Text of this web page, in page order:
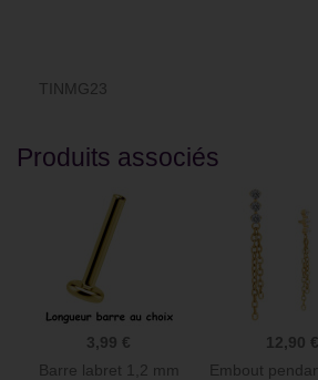
TINMG23
Produits associés
3,99 €
Barre labret 1,2 mm
12,90 €
Embout